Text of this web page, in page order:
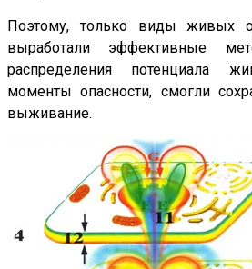
Поэтому, только виды живых
выработали эффективные
распределения потенциала
моменты опасности, смогли
выживание.